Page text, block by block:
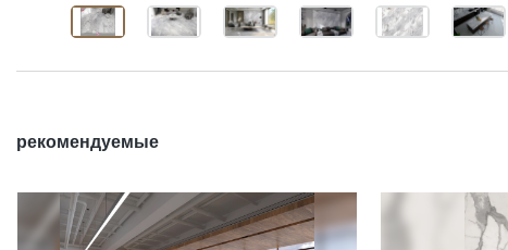
рекомендуемые